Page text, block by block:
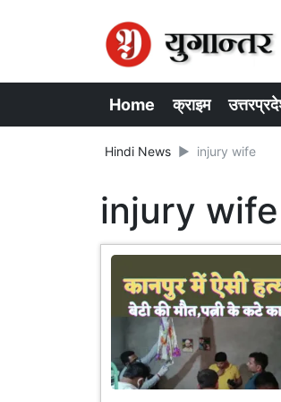
Home क्राइम
Hindi News injury wife
injury wife